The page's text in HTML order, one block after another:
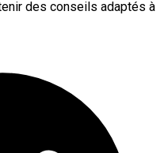
des conseils adaptés à